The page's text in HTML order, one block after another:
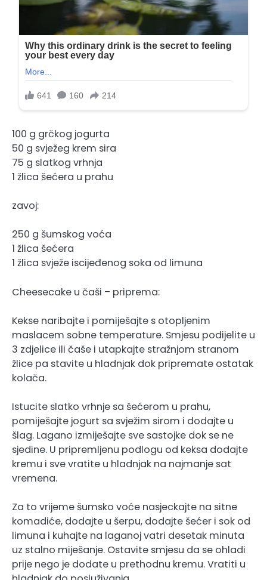
100 g grčkog jogurta
50 g svježeg krem ​​sira
75 g slatkog vrhnja
1 žlica šećera u prahu
zavoj:
250 g šumskog voća
1 žlica šećera
1 žlica svježe iscijeđenog soka od limuna
Cheesecake u čaši – priprema:
Kekse naribajte i pomiješajte s otopljenim
maslacem sobne temperature. Smjesu podijelite u
3 zdjelice ili čaše i utapkajte stražnjom stranom
žlice pa stavite u hladnjak dok pripremate ostatak
kolača.
Istucite slatko vrhnje sa šećerom u prahu,
pomiješajte jogurt sa svježim sirom i dodajte u
šlag. Lagano izmiješajte sve sastojke dok se ne
sjedine. U pripremljenu podlogu od keksa dodajte
kremu i sve vratite u hladnjak na najmanje sat
vremena.
Za to vrijeme šumsko voće nasjeckajte na sitne
komadiće, dodajte u šerpu, dodajte šećer i sok od
limuna i kuhajte na laganoj vatri desetak minuta
uz stalno miješanje. Ostavite smjesu da se ohladi
prije nego je dodate u prethodnu kremu. Vratiti u